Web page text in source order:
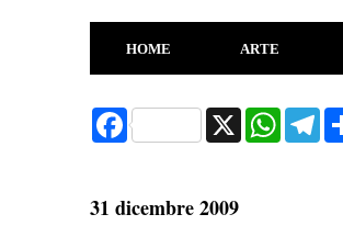
HOME ARTE
F
a
o
o
X
W
T
31 dicembre 2009